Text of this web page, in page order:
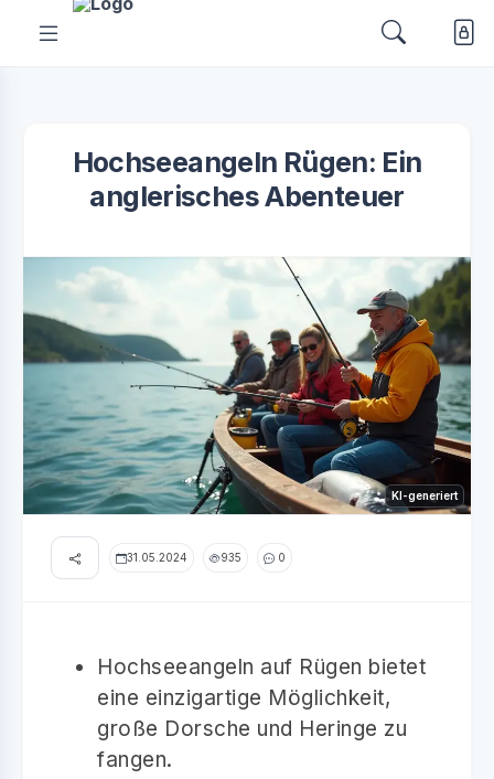
Hochseeangeln Rügen: Ein
anglerisches Abenteuer
KI-generiert
31.05.2024 935 0
Hochseeangeln auf Rügen bietet
eine einzigartige Möglichkeit,
große Dorsche und Heringe zu
fangen.